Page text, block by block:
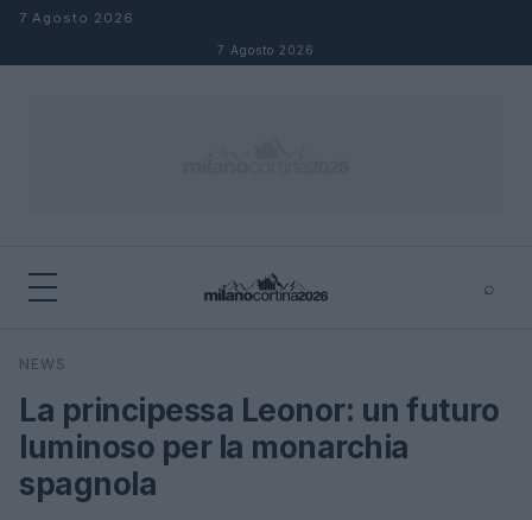
Salta al contenuto
7 Agosto 2026
7 Agosto 2026
⌕
Cerca
NEWS
La principessa Leonor: un futuro
luminoso per la monarchia
spagnola